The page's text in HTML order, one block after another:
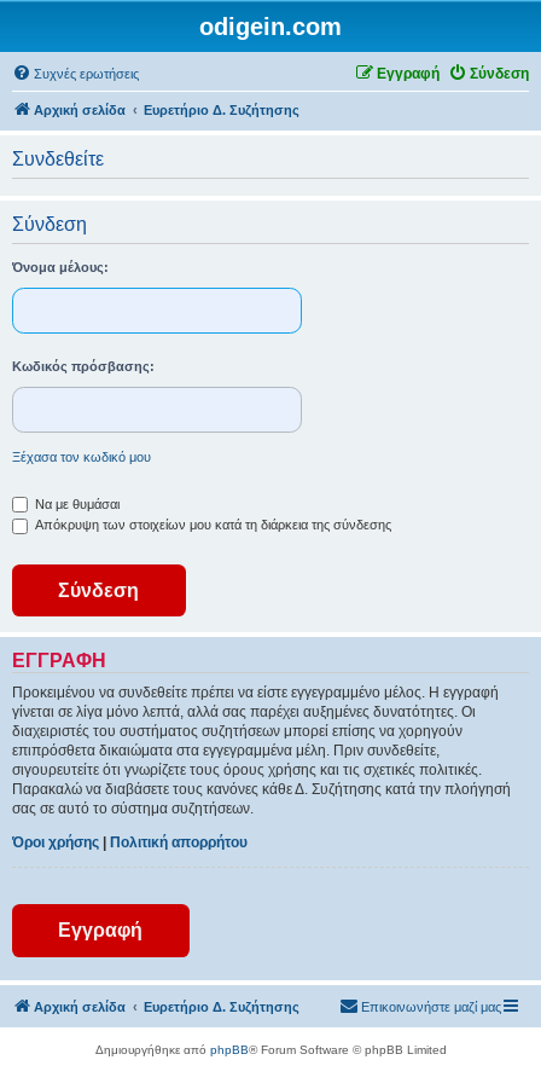
odigein.com
Συχνές ερωτήσεις Σύνδεση
Εγγραφή
Αρχική σελίδα Ευρετήριο Δ. Συζήτησης
Συνδεθείτε
Σύνδεση
Όνομα μέλους:
Κωδικός πρόσβασης:
Ξέχασα τον κωδικό μου
Να με θυμάσαι
Απόκρυψη των στοιχείων μου κατά τη διάρκεια της σύνδεσης
ΕΓΓΡΑΦΉ
Προκειμένου να συνδεθείτε πρέπει να είστε εγγεγραμμένο μέλος. Η εγγραφή
γίνεται σε λίγα μόνο λεπτά, αλλά σας παρέχει αυξημένες δυνατότητες. Οι
διαχειριστές του συστήματος συζητήσεων μπορεί επίσης να χορηγούν
επιπρόσθετα δικαιώματα στα εγγεγραμμένα μέλη. Πριν συνδεθείτε,
σιγουρευτείτε ότι γνωρίζετε τους όρους χρήσης και τις σχετικές πολιτικές.
Παρακαλώ να διαβάσετε τους κανόνες κάθε Δ. Συζήτησης κατά την πλοήγησή
σας σε αυτό το σύστημα συζητήσεων.
Όροι χρήσης
Πολιτική απορρήτου
Εγγραφή
Αρχική σελίδα Ευρετήριο Δ. Συζήτησης Επικοινωνήστε μαζί μας
Δημιουργήθηκε από phpBB® Forum Software © phpBB Limited